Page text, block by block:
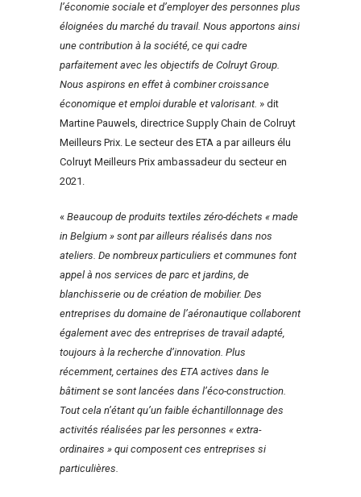
l’économie sociale et d’employer des personnes plus
éloignées du marché du travail. Nous apportons ainsi
une contribution à la société, ce qui cadre
parfaitement avec les objectifs de Colruyt Group.
Nous aspirons en effet à combiner croissance
économique et emploi durable et valorisant. » dit
Martine Pauwels, directrice Supply Chain de Colruyt
Meilleurs Prix. Le secteur des ETA a par ailleurs élu
Colruyt Meilleurs Prix ambassadeur du secteur en
2021.
« Beaucoup de produits textiles zéro-déchets « made
in Belgium » sont par ailleurs réalisés dans nos
ateliers. De nombreux particuliers et communes font
appel à nos services de parc et jardins, de
blanchisserie ou de création de mobilier. Des
entreprises du domaine de l’aéronautique collaborent
également avec des entreprises de travail adapté,
toujours à la recherche d’innovation. Plus
récemment, certaines des ETA actives dans le
bâtiment se sont lancées dans l’éco-construction.
Tout cela n’étant qu’un faible échantillonnage des
activités réalisées par les personnes « extra-
ordinaires » qui composent ces entreprises si
particulières.